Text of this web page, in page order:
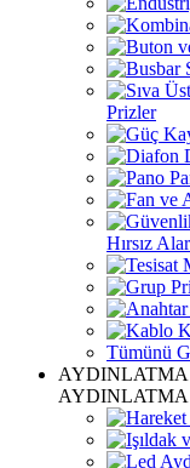
Prizler
Hırsız
Tümünü
AYDINLATMA
AYDINLATMA